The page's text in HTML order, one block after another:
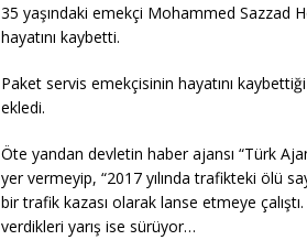
35 yaşındaki emekçi Mohammed Sazzad
hayatını kaybetti.
Paket servis emekçisinin hayatını
ekledi.
Öte yandan devletin haber ajansı “Türk
yer vermeyip, “2017 yılında trafikteki ölü
bir trafik kazası olarak lanse etmeye
verdikleri yarış ise sürüyor…